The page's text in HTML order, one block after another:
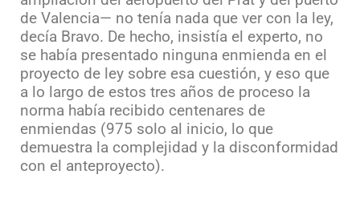
de Valencia— no tenía nada que ver con la ley,
decía Bravo. De hecho, insistía el experto, no
se había presentado ninguna enmienda en el
proyecto de ley sobre esa cuestión, y eso que
a lo largo de estos tres años de proceso la
norma había recibido centenares de
enmiendas (975 solo al inicio, lo que
demuestra la complejidad y la disconformidad
con el anteproyecto).